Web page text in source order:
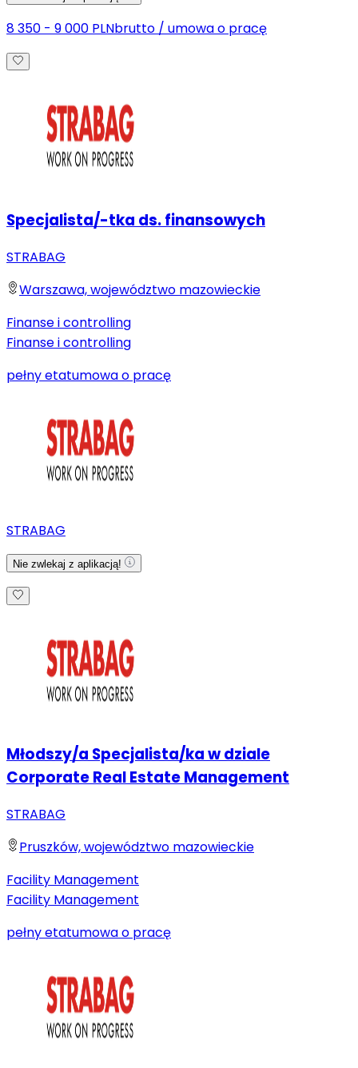
8 350 - 9 000 PLNbrutto / umowa o pracę
Specjalista/-tka ds. finansowych
STRABAG
Warszawa, województwo mazowieckie
Finanse i controlling
Finanse i controlling
pełny etatumowa o pracę
STRABAG
Nie zwlekaj z aplikacją!
Młodszy/a Specjalista/ka w dziale
Corporate Real Estate Management
STRABAG
Pruszków, województwo mazowieckie
Facility Management
Facility Management
pełny etatumowa o pracę